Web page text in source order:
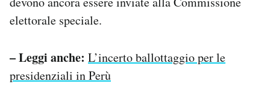
elettorale speciale.
– Leggi anche: L’incerto ballottaggio per le
presidenziali in Perù